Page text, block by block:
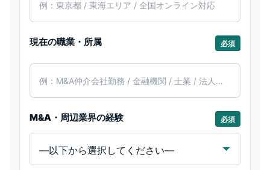
現在の職業・所属 必須
M&A・周辺業界の経験 必須